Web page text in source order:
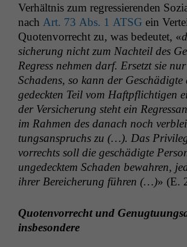
Ver­hält­nis zum regressieren­den
nach Art. 73 Abs. 1 ATSG ein
Quoten­vor­recht zu, was bedeutet, «
sicherung nicht zum Nachteil des
Regress nehmen darf. Erset­zt sie
Schadens, so kann der
gedeck­ten Teil vom Haftpflichti­gen
der Ver­sicherung ste­ht ein
im Rah­men des danach noch
tungsanspruchs zu (…). Das
vor­rechts soll die geschädigte
ungedeck­tem Schaden bewahren,
ihrer Bere­icherung führen (…)» (E.
Quoten­vor­recht und
insbesondere